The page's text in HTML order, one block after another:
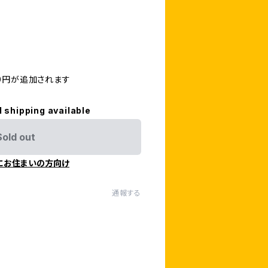
が追加されます
shipping available
out
お住まいの方向け
通報する